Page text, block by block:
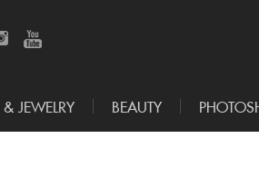
JEWELRY BEAUTY